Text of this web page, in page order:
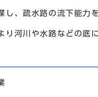
し、疏水路の流下能力
り河川や水路などの底